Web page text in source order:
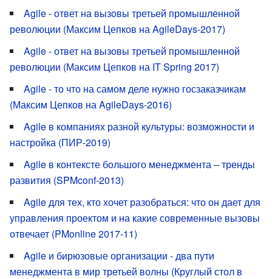
Agile - ответ на вызовы третьей промышленной
революции (Максим Цепков на AgileDays-2017)
Agile - ответ на вызовы третьей промышленной
революции (Максим Цепков на IT Spring 2017)
Agile - то что на самом деле нужно госзаказчикам
(Максим Цепков на AgileDays-2016)
Agile в компаниях разной культуры: возможности и
настройка (ПИР-2019)
Agile в контексте большого менеджмента – тренды
развития (SPMconf-2013)
Agile для тех, кто хочет разобраться: что он дает для
управления проектом и на какие современные вызовы
отвечает (PMonline 2017-11)
Agile и бирюзовые организации - два пути
менеджмента в мир третьей волны (Круглый стол в